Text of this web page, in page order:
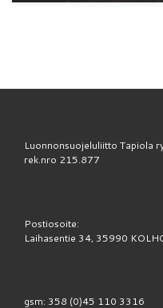
Luonnonsuojeluliitto Tapiola
rek.nro 215.877
Postiosoite:
Laihasentie 34, 35990
gsm: 358 (0)45 110 3316